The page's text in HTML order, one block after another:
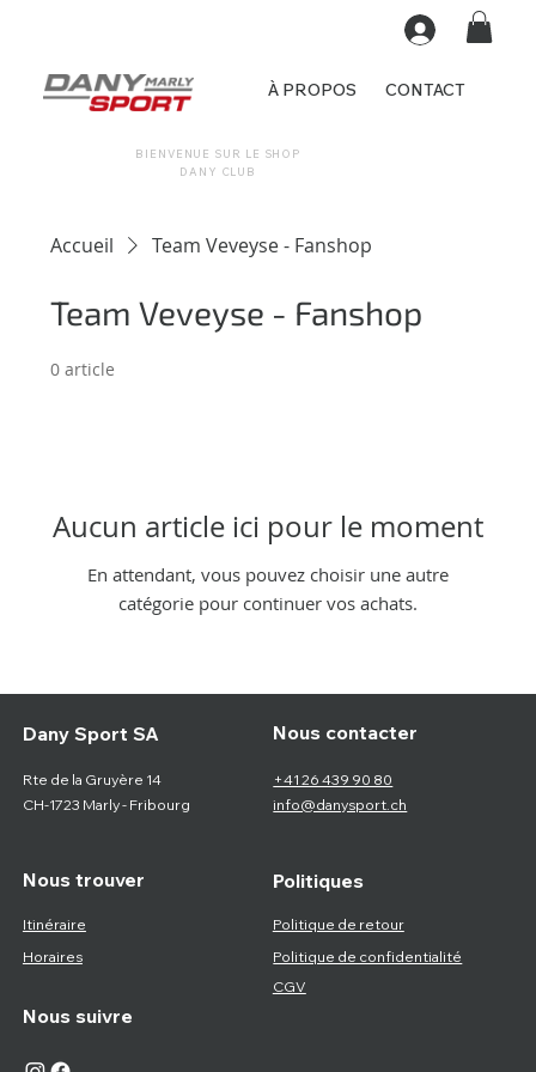
DANY CLUB
BIENVENUE SUR LE SHOP
À PROPOS CONTACT
Accueil Team Veveyse - Fanshop
Team Veveyse - Fanshop
0 article
Aucun article ici pour le moment
En attendant, vous pouvez choisir une autre
catégorie pour continuer vos achats.
Nous trouver
Itinéraire
Dany Sport SA
Rte de la Gruyère 14
CH-1723 Marly - Fribourg
Nous suivre
Horaires
Politiques
Politique de retour
Nous contacter
+41 26 439 90 80
info@danysport.ch
Politique de confidentialité
CGV